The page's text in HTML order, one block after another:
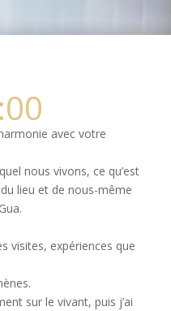
avec votre
nous vivons, ce qu’est
lieu et de nous-même
visites, expériences que
sur le vivant, puis j’ai